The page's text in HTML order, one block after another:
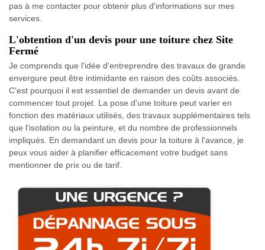
pas à me contacter pour obtenir plus d'informations sur mes
services.
L'obtention d'un devis pour une toiture chez Site
Fermé
Je comprends que l'idée d'entreprendre des travaux de grande
envergure peut être intimidante en raison des coûts associés.
C'est pourquoi il est essentiel de demander un devis avant de
commencer tout projet. La pose d'une toiture peut varier en
fonction des matériaux utilisés, des travaux supplémentaires tels
que l'isolation ou la peinture, et du nombre de professionnels
impliqués. En demandant un devis pour la toiture à l'avance, je
peux vous aider à planifier efficacement votre budget sans
mentionner de prix ou de tarif.